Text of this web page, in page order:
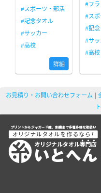
#スポーツ・部活
#記念タオル
#サッカー
#高校
詳細
#フ
#ス
#記
#サ
#高校
お見積り・お問い合わせフォーム